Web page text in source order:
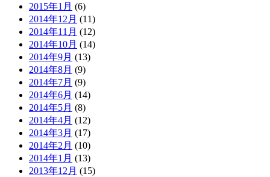
2015年1月 (6)
2014年12月 (11)
2014年11月 (12)
2014年10月 (14)
2014年9月 (13)
2014年8月 (9)
2014年7月 (9)
2014年6月 (14)
2014年5月 (8)
2014年4月 (12)
2014年3月 (17)
2014年2月 (10)
2014年1月 (13)
2013年12月 (15)